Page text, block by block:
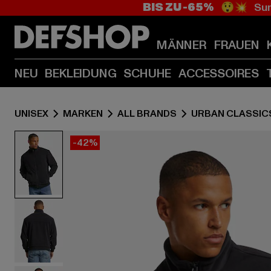
BIS ZU -65% 😲💥
MÄNNER FRAUEN
NEU BEKLEIDUNG SCHUHE ACCESSOIRES
UNISEX MARKEN ALL BRANDS URBAN
-42%